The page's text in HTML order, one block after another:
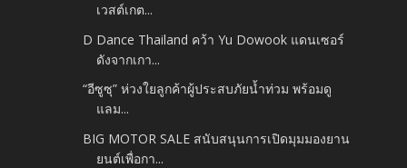
เวสต์เกต...
D Dance Thailand คว้า Yu Dowook แดนเซอร์
ดังจากเกา...
“อีซูซุ” ห่วงใยลูกค้าผู้ประสบภัยน้ำท่วม พร้อมดู
แลม...
BIG MOTOR SALE สนับสนุนการเปิดมุมมองยาน
ยนต์เพื่อกา...